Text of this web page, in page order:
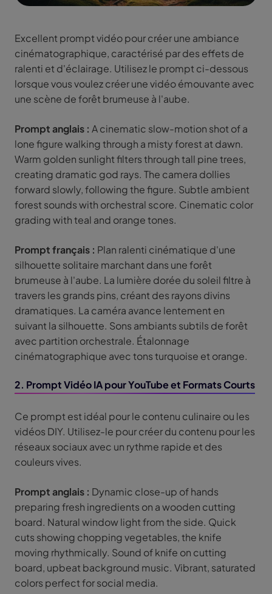
Excellent prompt vidéo pour créer une ambiance
cinématographique, caractérisé par des effets de
ralenti et d'éclairage. Utilisez le prompt ci-dessous
lorsque vous voulez créer une vidéo émouvante avec
une scène de forêt brumeuse à l'aube.
Prompt anglais : A cinematic slow-motion shot of a
lone figure walking through a misty forest at dawn.
Warm golden sunlight filters through tall pine trees,
creating dramatic god rays. The camera dollies
forward slowly, following the figure. Subtle ambient
forest sounds with orchestral score. Cinematic color
grading with teal and orange tones.
Prompt français : Plan ralenti cinématique d'une
silhouette solitaire marchant dans une forêt
brumeuse à l'aube. La lumière dorée du soleil filtre à
travers les grands pins, créant des rayons divins
dramatiques. La caméra avance lentement en
suivant la silhouette. Sons ambiants subtils de forêt
avec partition orchestrale. Étalonnage
cinématographique avec tons turquoise et orange.
2. Prompt Vidéo IA pour YouTube et Formats Courts
Ce prompt est idéal pour le contenu culinaire ou les
vidéos DIY. Utilisez-le pour créer du contenu pour les
réseaux sociaux avec un rythme rapide et des
couleurs vives.
Prompt anglais : Dynamic close-up of hands
preparing fresh ingredients on a wooden cutting
board. Natural window light from the side. Quick
cuts showing chopping vegetables, the knife
moving rhythmically. Sound of knife on cutting
board, upbeat background music. Vibrant, saturated
colors perfect for social media.